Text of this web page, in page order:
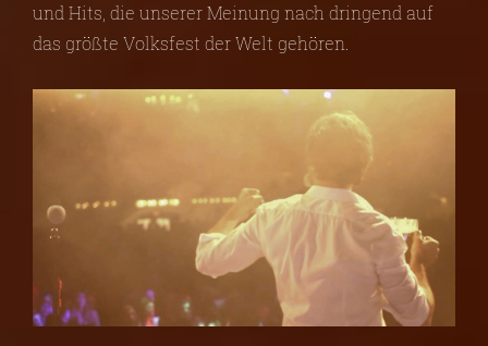
und Hits, die unserer Meinung nach dringend auf
das größte Volksfest der Welt gehören.